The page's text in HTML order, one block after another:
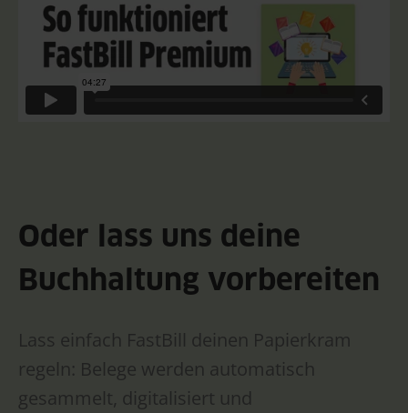
Oder lass uns deine
Buchhaltung vorbereiten
Lass einfach FastBill deinen Papierkram
regeln: Belege werden automatisch
gesammelt, digitalisiert und